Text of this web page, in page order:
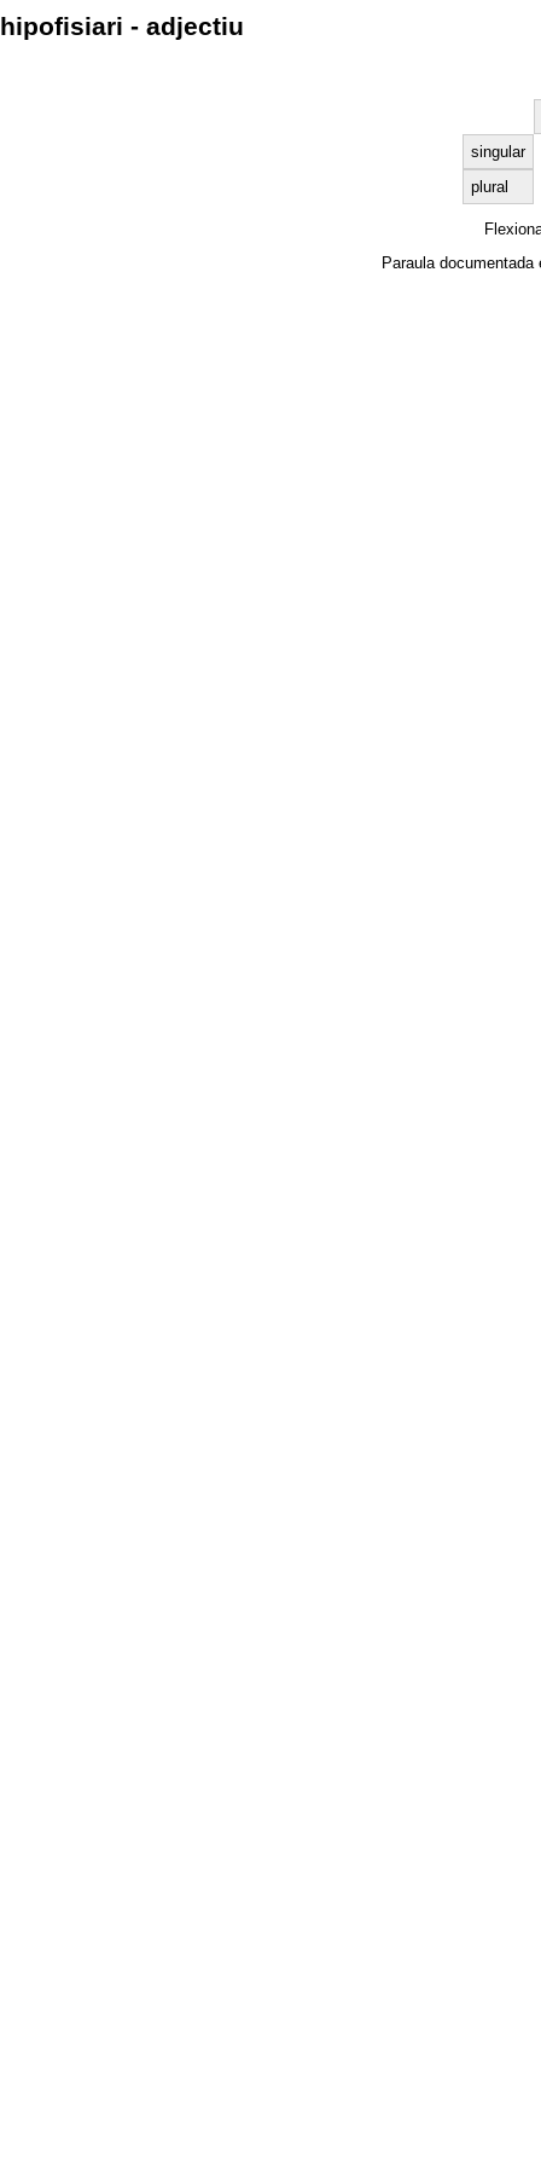
hipofisiari - adjectiu
singular
plural
Paraula